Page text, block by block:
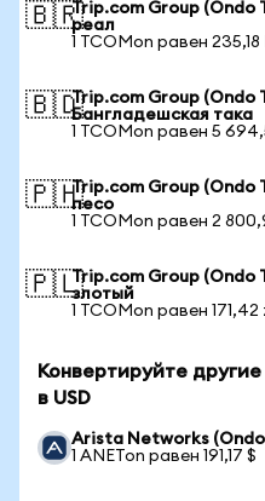
🇧🇷Trip.com Group (Ondo
реал
1 TCOMon равен 235,18
🇧🇩Trip.com Group (Ondo
Бангладешская така
1 TCOMon равен 5
🇵🇭Trip.com Group (Ondo
песо
1 TCOMon равен 2
🇵🇱Trip.com Group (Ondo
злотый
1 TCOMon равен 171,42
Конвертируйте
в USD
Arista Networks
1 ANETon равен 191,17 $